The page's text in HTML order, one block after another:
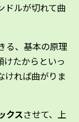
ドルが切れて曲
る、基本の原理
けたからといっ
ければ曲がりま
クスさせて、上